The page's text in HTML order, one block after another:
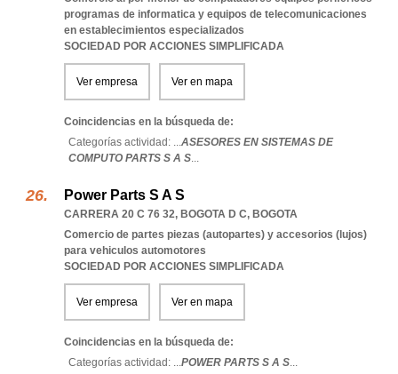
programas de informatica y equipos de telecomunicaciones
en establecimientos especializados
SOCIEDAD POR ACCIONES SIMPLIFICADA
Ver empresa Ver en mapa
Coincidencias en la búsqueda de:
Categorías actividad: ...ASESORES EN SISTEMAS DE
COMPUTO PARTS S A S...
Power Parts S A S
CARRERA 20 C 76 32, BOGOTA D C, BOGOTA
Comercio de partes piezas (autopartes) y accesorios (lujos)
para vehiculos automotores
SOCIEDAD POR ACCIONES SIMPLIFICADA
Ver empresa Ver en mapa
Coincidencias en la búsqueda de:
Categorías actividad: ...POWER PARTS S A S...